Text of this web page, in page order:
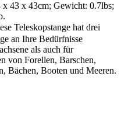
43 x 43cm; Gewicht: 0.7lbs;
Teleskopstange hat drei
an Ihre Bedürfnisse
als auch für
von Forellen, Barschen,
Bächen, Booten und Meeren.